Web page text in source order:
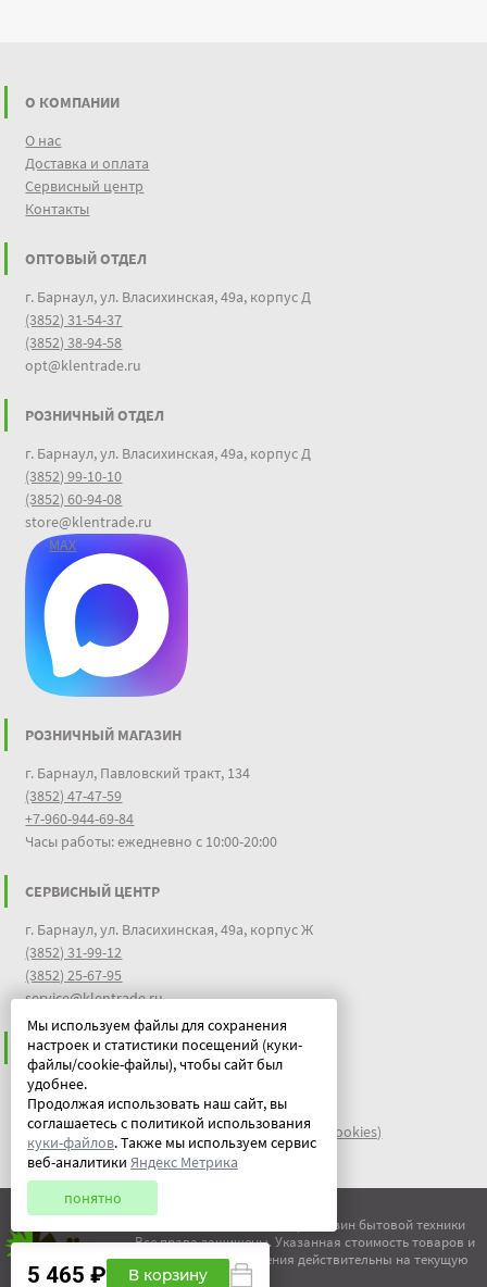
5 465 ₽ В корзину
Мы используем файлы для сохранения
настроек и статистики посещений (куки-
файлы/cookie-файлы), чтобы сайт был
удобнее.
Продолжая использовать наш сайт, вы
соглашаетесь с политикой использования
куки-файлов. Также мы используем сервис
веб-аналитики Яндекс Метрика
понятно
О КОМПАНИИ
О нас
Доставка и оплата
Сервисный центр
Контакты
ОПТОВЫЙ ОТДЕЛ
г. Барнаул, ул. Власихинская, 49а, корпус Д
(3852) 31-54-37
(3852) 38-94-58
opt@klentrade.ru
РОЗНИЧНЫЙ ОТДЕЛ
г. Барнаул, ул. Власихинская, 49а, корпус Д
(3852) 99-10-10
(3852) 60-94-08
store@klentrade.ru
MAX
РОЗНИЧНЫЙ МАГАЗИН
г. Барнаул, Павловский тракт, 134
(3852) 47-47-59
+7-960-944-69-84
Часы работы: ежедневно с 10:00-20:00
СЕРВИСНЫЙ ЦЕНТР
г. Барнаул, ул. Власихинская, 49а, корпус Ж
(3852) 31-99-12
(3852) 25-67-95
service@klentrade.ru
ИНФОРМАЦИЯ
Пользовательское соглашение
Политика конфиденциальности
файлы идентификации пользователей куки (cookies)
Документы
© ООО "Китеж" 1995-2026 | Магазин бытовой техники
Все права защищены. Указанная стоимость товаров и
условия их приобретения действительны на текущую
дату.